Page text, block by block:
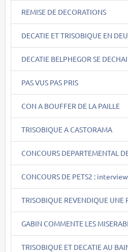
REMISE DE DECORATIONS
DECATIE ET TRISOBIQUE EN
DECATIE BELPHEGOR SE
PAS VUS PAS PRIS
CON A BOUFFER DE LA PAILLE
TRISOBIQUE A CASTORAMA
CONCOURS DEPARTEMENTAL
CONCOURS DE PETS2 : interview
TRISOBIQUE REVENDIQUE UNE
GABIN COMMENTE LES
TRISOBIQUE ET DECATIE AU